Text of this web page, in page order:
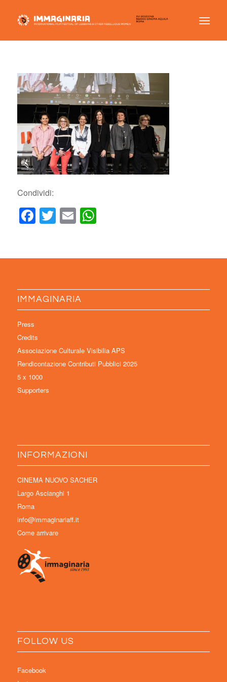
Condividi:
Facebook
Twitter
EmailWhatsApp
IMMAGINARIA
Press
Credits
Associazione Culturale Visibilia APS
Rendicontazione Contributi Pubblici 2025
5 x 1000
Supporters
INFORMAZIONI
CINEMA NUOVO SACHER
Largo Ascianghi 1
Roma
info@immaginariaff.it
Come arrivare
FOLLOW US
Facebook